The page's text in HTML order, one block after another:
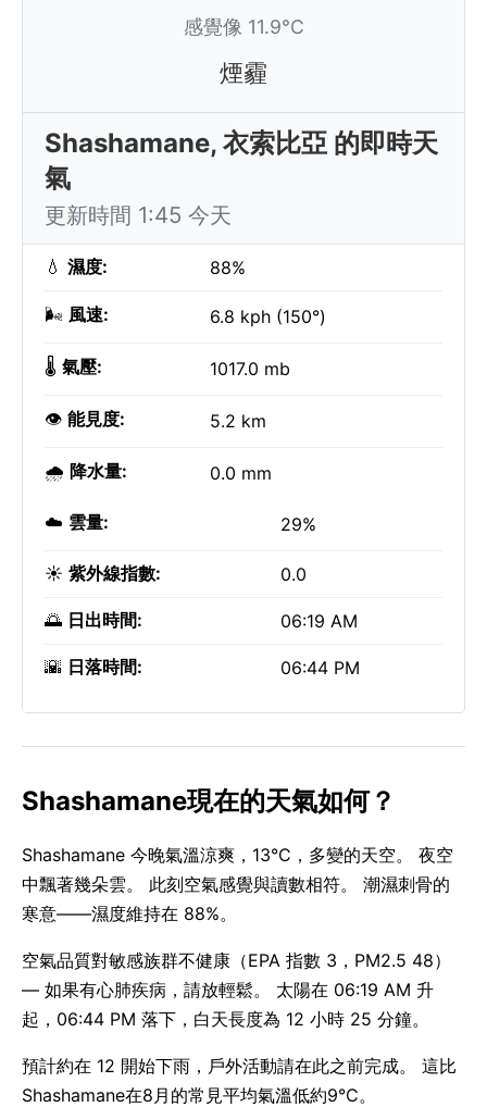
感覺像 11.9°C
煙霾
Shashamane, 衣索比亞 的即時天
氣
更新時間 1:45 今天
💧 濕度: 88%
🌬️ 風速: 6.8 kph (150°)
🌡️ 氣壓: 1017.0 mb
👁️ 能見度: 5.2 km
🌧️ 降水量: 0.0 mm
☁️ 雲量: 29%
☀️ 紫外線指數: 0.0
🌅 日出時間: 06:19 AM
🌇 日落時間: 06:44 PM
Shashamane現在的天氣如何？
Shashamane 今晚氣溫涼爽，13°C，多變的天空。 夜空
中飄著幾朵雲。 此刻空氣感覺與讀數相符。 潮濕刺骨的
寒意——濕度維持在 88%。
空氣品質對敏感族群不健康（EPA 指數 3，PM2.5 48）
— 如果有心肺疾病，請放輕鬆。 太陽在 06:19 AM 升
起，06:44 PM 落下，白天長度為 12 小時 25 分鐘。
預計約在 12 開始下雨，戶外活動請在此之前完成。 這比
Shashamane在8月的常見平均氣溫低約9°C。